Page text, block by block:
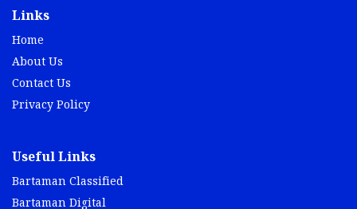
Links
Home
About Us
Contact Us
Privacy Policy
Useful Links
Bartaman Classified
Bartaman Digital